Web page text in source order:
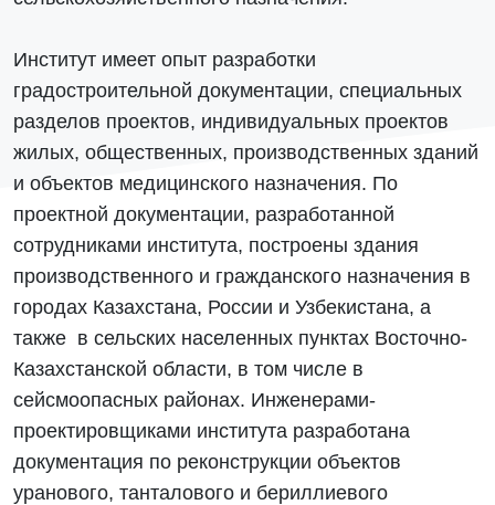
Институт имеет опыт разработки
градостроительной документации, специальных
разделов проектов, индивидуальных проектов
жилых, общественных, производственных зданий
и объектов медицинского назначения. По
проектной документации, разработанной
сотрудниками института, построены здания
производственного и гражданского назначения в
городах Казахстана, России и Узбекистана, а
также в сельских населенных пунктах Восточно-
Казахстанской области, в том числе в
сейсмоопасных районах. Инженерами-
проектировщиками института разработана
документация по реконструкции объектов
уранового, танталового и бериллиевого